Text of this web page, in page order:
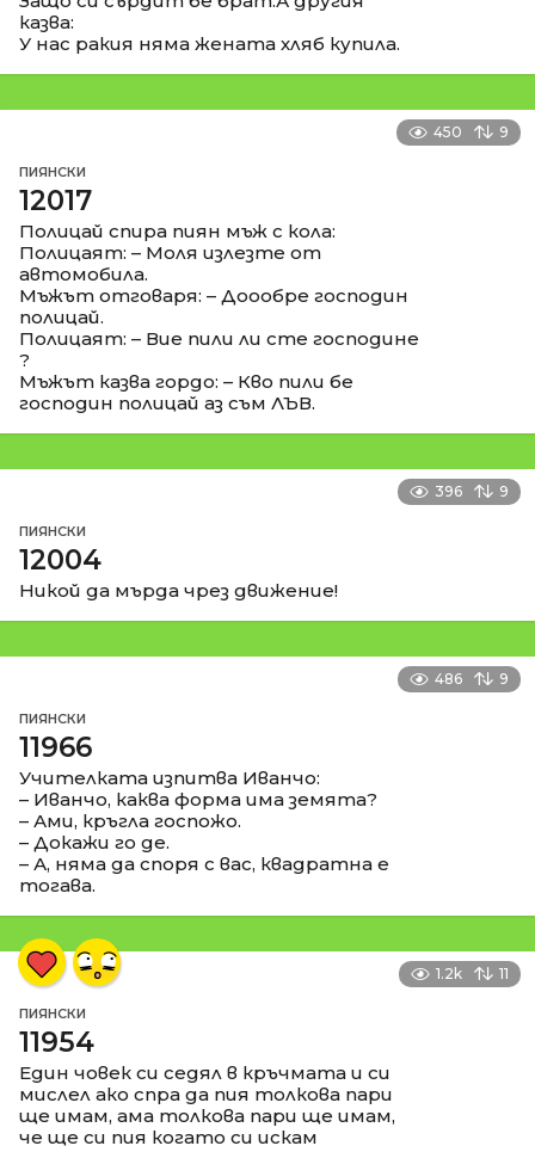
казва:
У нас ракия няма жената хляб купила.
450 9
ПИЯНСКИ
12017
Полицай спира пиян мъж с кола:
Полицаят: – Моля излезте от
автомобила.
Мъжът отговаря: – Доообре господин
полицай.
Полицаят: – Вие пили ли сте господине
?
Мъжът казва гордо: – Кво пили бе
господин полицай аз съм ЛЪВ.
396 9
ПИЯНСКИ
12004
Никой да мърда чрез движение!
486 9
ПИЯНСКИ
11966
Учителката изпитва Иванчо:
– Иванчо, каква форма има земята?
– Ами, кръгла госпожо.
– Докажи го де.
– А, няма да споря с вас, квадратна е
тогава.
1.2k 11
ПИЯНСКИ
11954
Един човек си седял в кръчмата и си
мислел ако спра да пия толкова пари
ще имам, ама толкова пари ще имам,
че ще си пия когато си искам